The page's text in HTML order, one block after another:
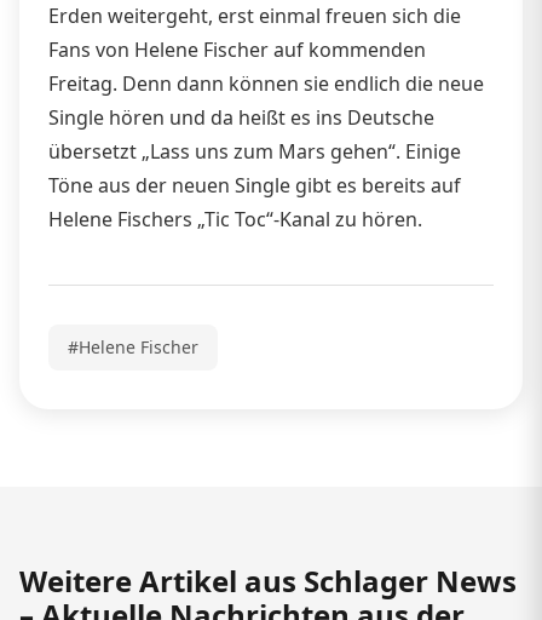
Erden weitergeht, erst einmal freuen sich die
Fans von Helene Fischer auf kommenden
Freitag. Denn dann können sie endlich die neue
Single hören und da heißt es ins Deutsche
übersetzt „Lass uns zum Mars gehen“. Einige
Töne aus der neuen Single gibt es bereits auf
Helene Fischers „Tic Toc“-Kanal zu hören.
#Helene Fischer
Weitere Artikel aus Schlager News